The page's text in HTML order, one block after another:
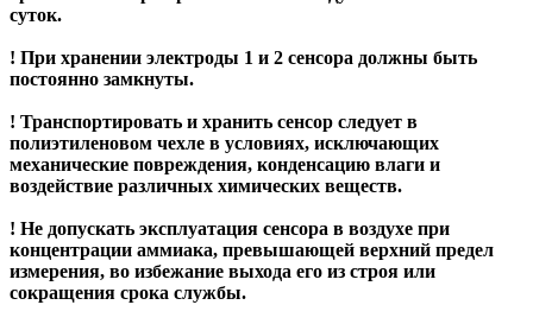
суток.
! При хранении электроды 1 и 2 сенсора должны быть
постоянно замкнуты.
! Транспортировать и хранить сенсор следует в
полиэтиленовом чехле в условиях, исключающих
механические повреждения, конденсацию влаги и
воздействие различных химических веществ.
! Не допускать эксплуатация сенсора в воздухе при
концентрации аммиака, превышающей верхний предел
измерения, во избежание выхода его из строя или
сокращения срока службы.